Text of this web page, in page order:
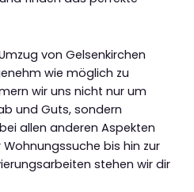
von Gelsenkirchen
wie möglich zu
wir uns nicht nur um
und Guts, sondern
allen anderen Aspekten
bis hin zur
stehen wir dir